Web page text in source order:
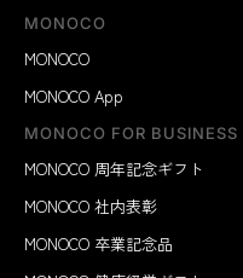
MONOCO
MONOCO
MONOCO App
MONOCO FOR BUSINESS
MONOCO 周年記念ギフト
MONOCO 社内表彰
MONOCO 卒業記念品